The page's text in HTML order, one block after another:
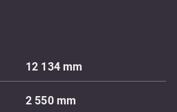
12 134mm
2 550 mm